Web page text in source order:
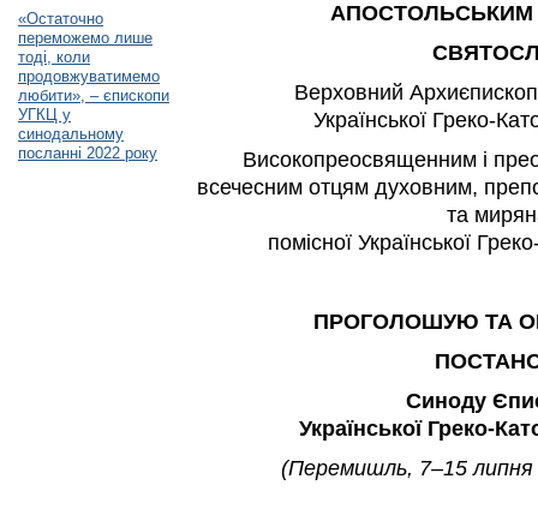
«Остаточно
переможемо лише
тоді, коли
продовжуватимемо
любити», – єпископи
УГКЦ у
синодальному
посланні 2022 року
Верховний
Української Греко-
Високопреосвященним і
всечесним отцям духовним,
та
помісної Української
ПРОГОЛОШУЮ ТА
Синоду
Української Греко-
(Перемишль, 7–15 липня